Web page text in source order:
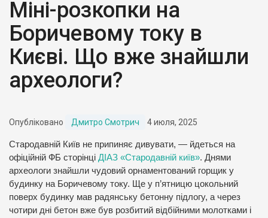
Міні-розкопки на
Боричевому току в
Києві. Що вже знайшли
археологи?
Опубліковано Дмитро Смотрич 4 июля, 2025
Стародавній Київ не припиняє дивувати, — йдеться на
офіційній ФБ сторінці ДІАЗ «Стародавній київ». Днями
археологи знайшли чудовий орнаментований горщик у
будинку на Боричевому току. Ще у п’ятницю цокольний
поверх будинку мав радянську бетонну підлогу, а через
чотири дні бетон вже був розбитий відбійними молотками і